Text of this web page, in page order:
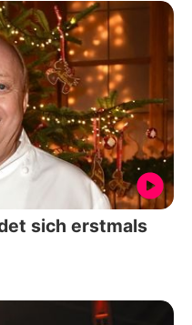
sich erstmals